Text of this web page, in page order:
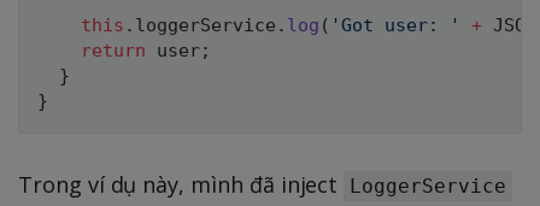
this . loggerService . log ( 'Got user: ' + JSON
return user;
}
}
Trong ví dụ này, mình đã inject LoggerService